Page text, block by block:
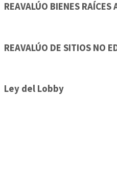
REAVALÚO BIENES RAÍCES
REAVALÚO DE SITIOS NO
Ley del Lobby